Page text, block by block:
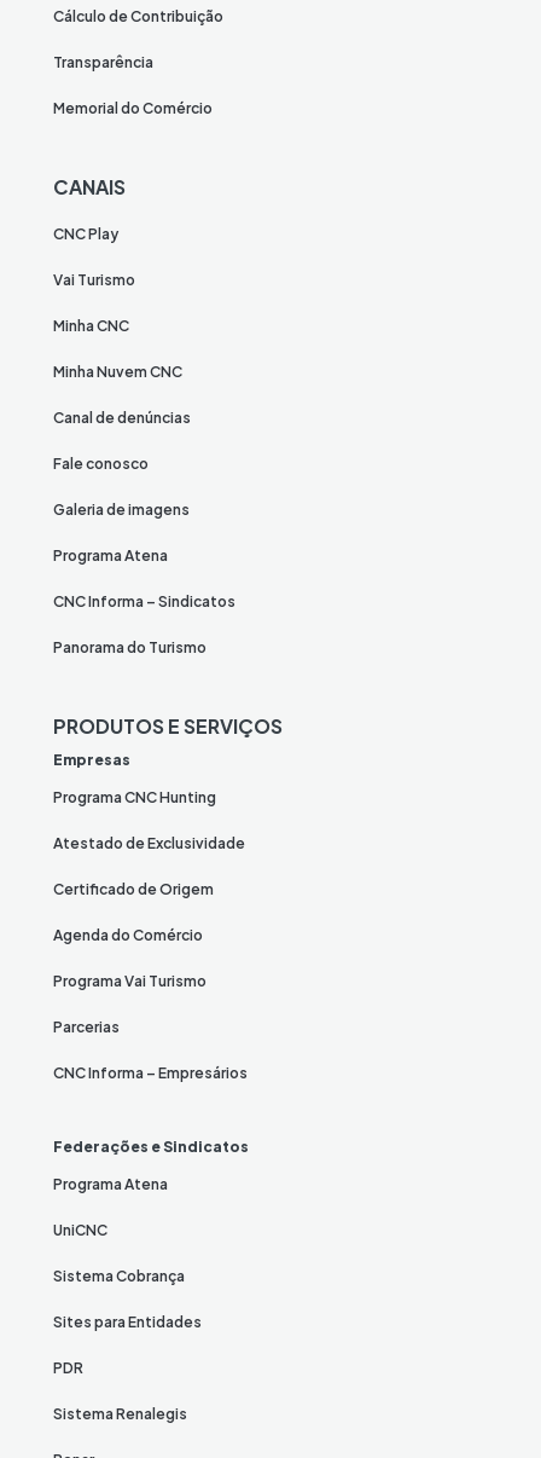
Cálculo de Contribuição
Transparência
Memorial do Comércio
CANAIS
CNC Play
Vai Turismo
Minha CNC
Minha Nuvem CNC
Canal de denúncias
Fale conosco
Galeria de imagens
Programa Atena
CNC Informa – Sindicatos
Panorama do Turismo
PRODUTOS E SERVIÇOS
Empresas
Programa CNC Hunting
Atestado de Exclusividade
Certificado de Origem
Agenda do Comércio
Programa Vai Turismo
Parcerias
CNC Informa – Empresários
Federações e Sindicatos
Programa Atena
UniCNC
Sistema Cobrança
Sites para Entidades
PDR
Sistema Renalegis